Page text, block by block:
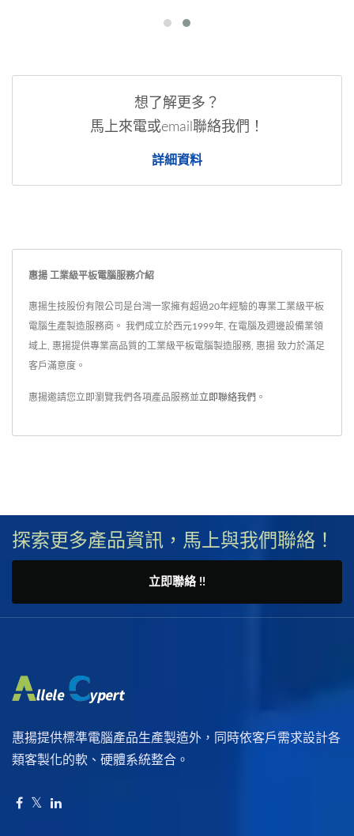
想了解更多？
馬上來電或email聯絡我們！
詳細資料
惠揚 工業級平板電腦服務介紹
惠揚生技股份有限公司是台灣一家擁有超過20年經驗的專業工業級平板
電腦生產製造服務商。 我們成立於西元1999年, 在電腦及週邊設備業領
域上, 惠揚提供專業高品質的工業級平板電腦製造服務, 惠揚 致力於滿足
客戶滿意度。
惠揚邀請您立即瀏覽我們各項產品服務並 立即聯絡我們 。
探索更多產品資訊，馬上與我們聯絡！
立即聯絡 !!
惠揚提供標準電腦產品生產製造外，同時依客戶需求設計各
類客製化的軟、硬體系統整合。